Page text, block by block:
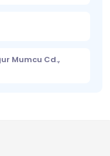
Mumcu Cd.,